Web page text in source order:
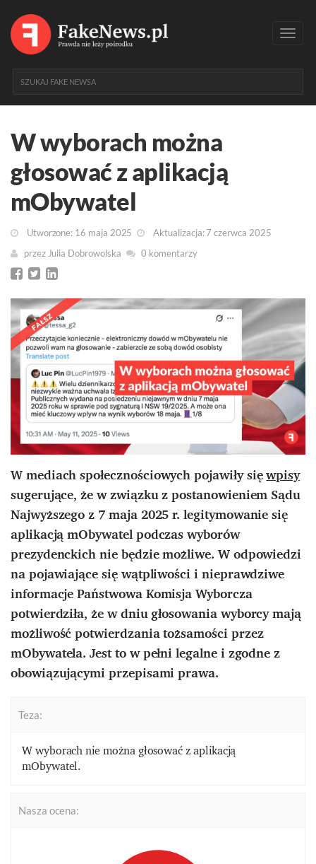
W wyborach można
głosować z aplikacją
mObywatel
Utworzone: 16 maja 2025
Aktualizacja: 7 czerwca 2025
przez Julia Dobrowolska 0 komentarzy
W mediach społecznościowych pojawiły sięwpisy
sugerujące, że w związku z postanowieniem Sądu
Najwyższego z 7 maja 2025 r. legitymowanie się
aplikacją mObywatel podczas wyborów
prezydenckich nie będzie możliwe. W odpowiedzi
na pojawiające się wątpliwości i nieprawdziwe
informacje Państwowa Komisja Wyborcza
potwierdziła, że w dniu głosowania wyborcy mają
możliwość potwierdzania tożsamości przez
mObywatela. Jest to w pełni legalne i zgodne z
obowiązującymi przepisami prawa.
Teza:
W wyborach nie można głosować z aplikacją
mObywatel.
Nasza ocena: